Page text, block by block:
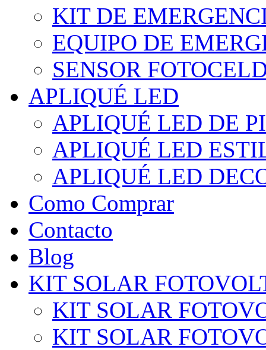
KIT DE
EQUIPO DE
SENSOR
APLIQUÉ LED
APLIQUÉ LED DE
APLIQUÉ LED
APLIQUÉ LED
Como Comprar
Contacto
Blog
KIT SOLAR
KIT SOLAR
KIT SOLAR